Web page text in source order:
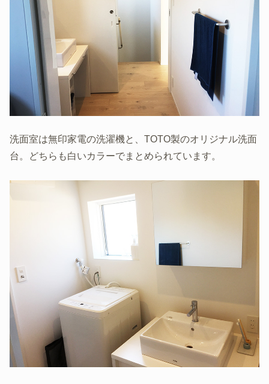
洗面室は無印家電の洗濯機と、TOTO製のオリジナル洗面
台。どちらも白いカラーでまとめられています。